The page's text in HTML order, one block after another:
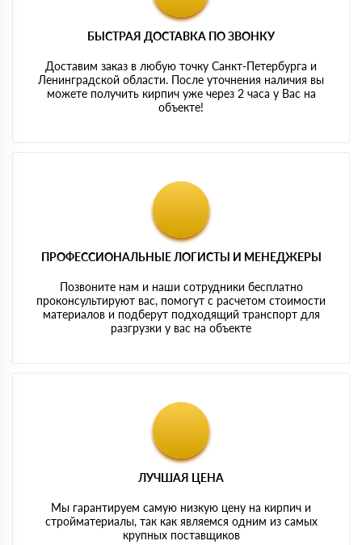
БЫСТРАЯ ДОСТАВКА ПО ЗВОНКУ
Доставим заказ в любую точку Санкт-Петербурга и
Ленинградской области. После уточнения наличия вы
можете получить кирпич уже через 2 часа у Вас на
объекте!
ПРОФЕССИОНАЛЬНЫЕ ЛОГИСТЫ И МЕНЕДЖЕРЫ
Позвоните нам и наши сотрудники бесплатно
проконсультируют вас, помогут с расчетом стоимости
материалов и подберут подходящий транспорт для
разгрузки у вас на объекте
ЛУЧШАЯ ЦЕНА
Мы гарантируем самую низкую цену на кирпич и
стройматериалы, так как являемся одним из самых
крупных поставщиков